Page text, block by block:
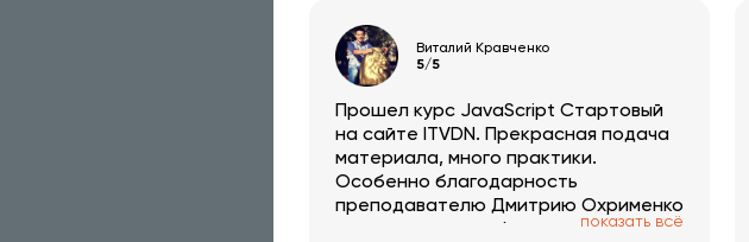
Виталий Кравченко
5/5
Прошел курс JavaScript Стартовый
на сайте ITVDN. Прекрасная подача
материала, много практики.
Особенно благодарность
преподавателю Дмитрию Охрименко
- очень хорошо объясняет материал.
показать всё